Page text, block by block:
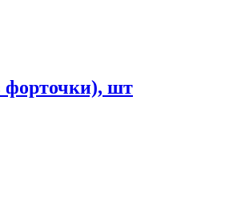
форточки), шт